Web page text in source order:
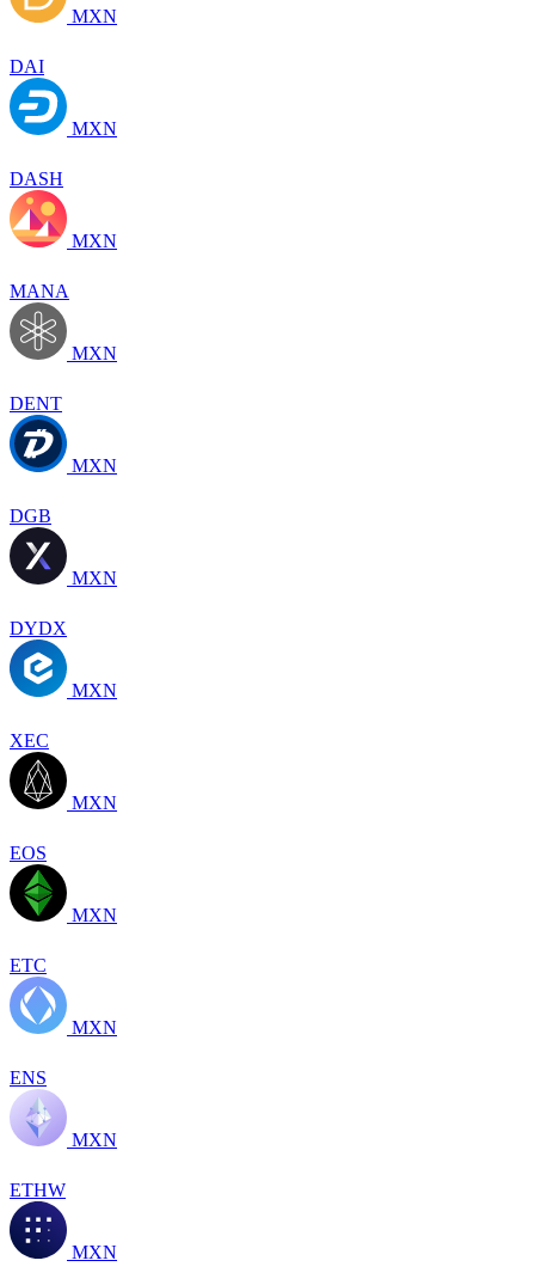
MXN
DAI
MXN
DASH
MXN
MANA
MXN
DENT
MXN
DGB
MXN
DYDX
MXN
XEC
MXN
EOS
MXN
ETC
MXN
ENS
MXN
ETHW
MXN